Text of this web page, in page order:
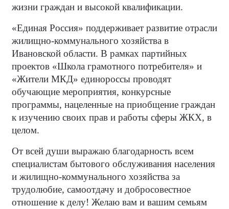
жизни граждан и высокой квалификации.
«Единая Россия» поддерживает развитие отрасли
жилищно-коммунального хозяйства в
Ивановской области. В рамках партийных
проектов «Школа грамотного потребителя» и
«Жители МКД» единороссы проводят
обучающие мероприятия, конкурсные
программы, нацеленные на приобщение граждан
к изучению своих прав и работы сферы ЖКХ, в
целом.
От всей души выражаю благодарность всем
специалистам бытового обслуживания населения
и жилищно-коммунального хозяйства за
трудолюбие, самоотдачу и добросовестное
отношение к делу! Желаю вам и вашим семьям